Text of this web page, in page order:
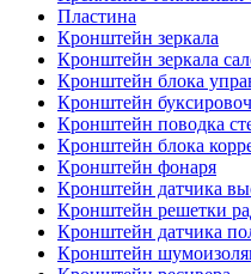
Пластина
Кронштейн зеркала
Кронштейн зеркала
Кронштейн блока
Кронштейн
Кронштейн поводка
Кронштейн блока
Кронштейн фонаря
Кронштейн датчика
Кронштейн решетки
Кронштейн датчика
Кронштейн